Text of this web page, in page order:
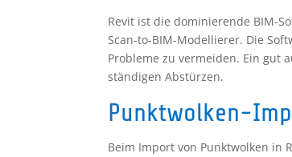
Revit ist die dominierende BIM-
Scan-to-BIM-Modellierer. Die
Probleme zu vermeiden. Ein gut
ständigen Abstürzen.
Punktwolken-
Beim Import von Punktwolken in